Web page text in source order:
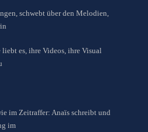
schwebt über den Melodien,
es, ihre Videos, ihre Visual
im Zeitraffer: Anaïs schreibt und
im